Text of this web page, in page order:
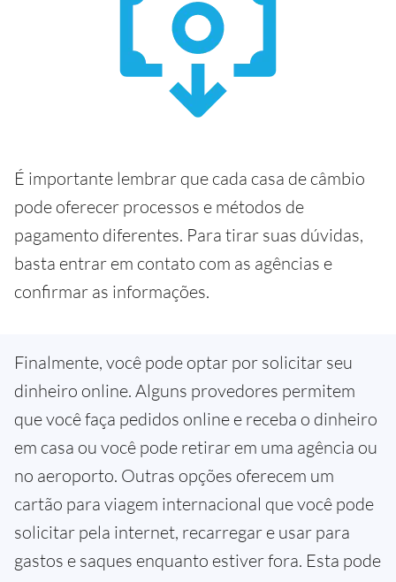
É importante lembrar que cada casa de câmbio
pode oferecer processos e métodos de
pagamento diferentes. Para tirar suas dúvidas,
basta entrar em contato com as agências e
confirmar as informações.
Finalmente, você pode optar por solicitar seu
dinheiro online. Alguns provedores permitem
que você faça pedidos online e receba o dinheiro
em casa ou você pode retirar em uma agência ou
no aeroporto. Outras opções oferecem um
cartão para viagem internacional que você pode
solicitar pela internet, recarregar e usar para
gastos e saques enquanto estiver fora. Esta pode